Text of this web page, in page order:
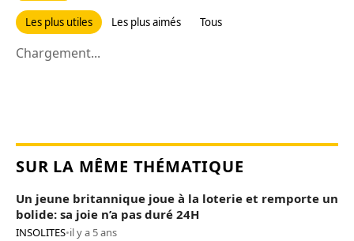
Les plus utiles Les plus aimés Tous
Chargement...
SUR LA MÊME THÉMATIQUE
Un jeune britannique joue à la loterie et remporte un
bolide: sa joie n’a pas duré 24H
INSOLITES•il y a 5 ans